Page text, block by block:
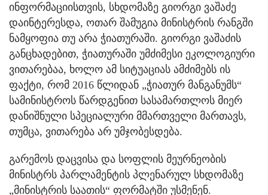
ინფორმაციისთვის, სხდომაზე გიორგი ვაშაძე
დაინტერესდა, ოთარ შამუგია მინისტრის რანგში
ნამყოფია თუ არა ჭიათურაში. გიორგი ვაშაძის
განცხადებით, ჭიათურაში უმძიმესი ეკოლოგიური
ვითარებაა, ხოლო ამ სიტუაციას ამძიმებს ის
ფაქტი, რომ 2016 წლიდან „ჭიათურ მანგანუმს“
სამინისტროს წარდგენით სასამართლოს მიერ
დანიშნული სპეციალური მმართველი მართავს,
თუმცა, ვითარება არ უმჯობესდება.
გარემოს დაცვისა და სოფლის მეურნეობის
მინისტრს პარლამენტის პლენარულ სხდომაზე
„მინისტრის საათის“ ფორმატში უსმენენ.